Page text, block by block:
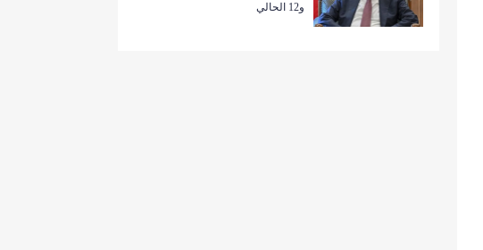
و12 الحالي